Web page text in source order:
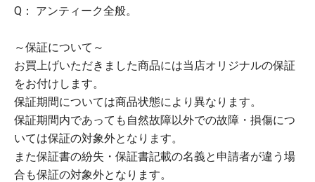
Q： アンティーク全般。
～保証について～
お買上げいただきました商品には当店オリジナルの保証
をお付けします。
保証期間については商品状態により異なります。
保証期間内であっても自然故障以外での故障・損傷につ
いては保証の対象外となります。
また保証書の紛失・保証書記載の名義と申請者が違う場
合も保証の対象外となります。